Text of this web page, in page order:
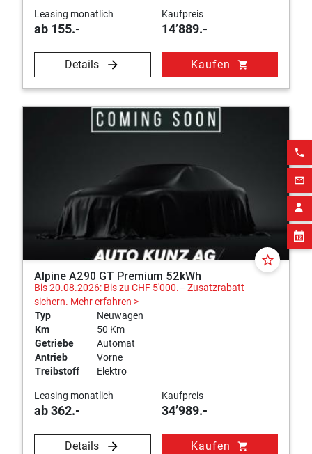
phone
mail_outline
Leasing monatlich
ab 155.-
Kaufpreis
14’889.-
Details Kaufen shopping_cart
star_border
Alpine A290 GT Premium 52kWh
Bis 20.08.2026: Bis zu CHF 5'000.– Zusatzrabatt
sichern. Mehr erfahren >
Typ
Neuwagen
Km
50 Km
Getriebe
Automat
Antrieb
Vorne
Treibstoff
Elektro
Leasing monatlich
ab 362.-
Kaufpreis
34’989.-
Details Kaufen shopping_cart